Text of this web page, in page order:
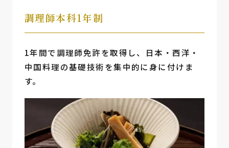
調理師本科1年制
1年間で調理師免許を取得し、日本・西洋・
中国料理の基礎技術を集中的に身に付けま
す。